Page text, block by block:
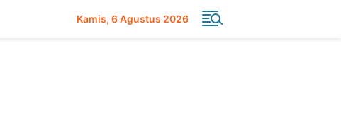
Kamis 6 Agustus 2026